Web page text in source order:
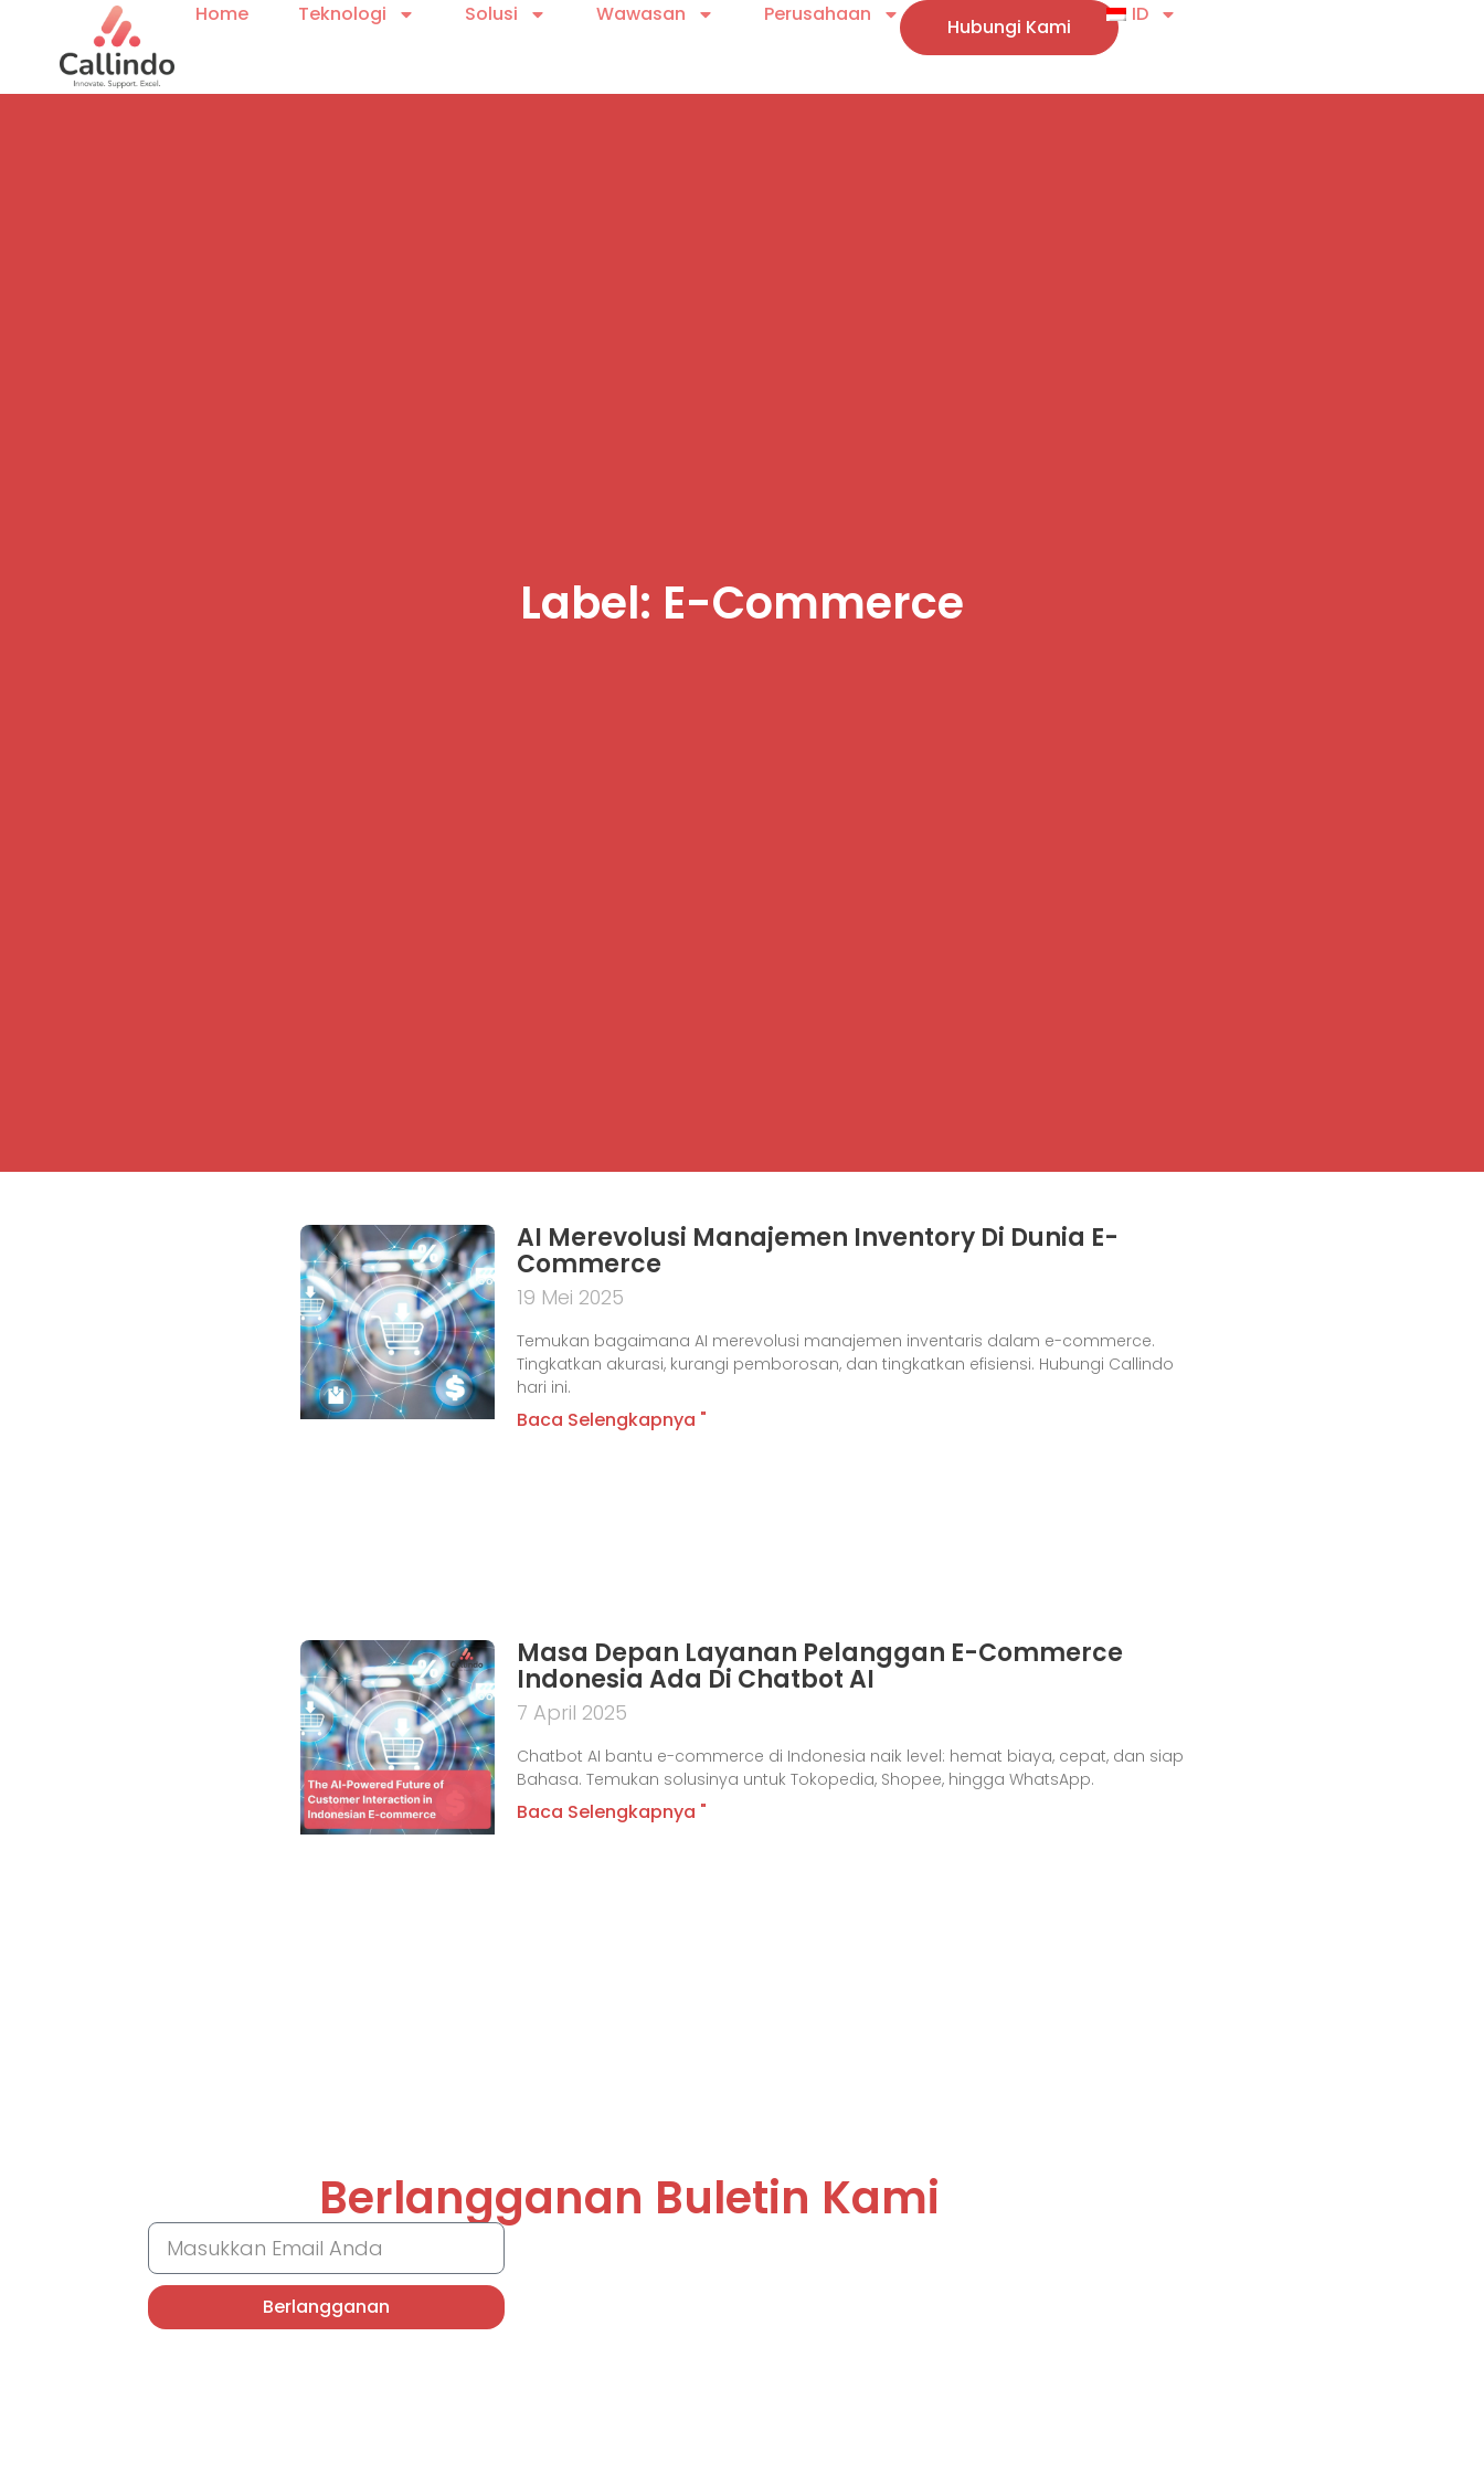
Home Teknologi Solusi Wawasan Perusahaan
Hubungi Kami
ID
Label: E-Commerce
AI Merevolusi Manajemen Inventory Di Dunia E-
Commerce
19 Mei 2025
Temukan bagaimana AI merevolusi manajemen inventaris dalam e-commerce.
Tingkatkan akurasi, kurangi pemborosan, dan tingkatkan efisiensi. Hubungi Callindo
hari ini.
Baca Selengkapnya "
Masa Depan Layanan Pelanggan E-Commerce
Indonesia Ada Di Chatbot AI
7 April 2025
Chatbot AI bantu e-commerce di Indonesia naik level: hemat biaya, cepat, dan siap
Bahasa. Temukan solusinya untuk Tokopedia, Shopee, hingga WhatsApp.
Baca Selengkapnya "
Berlangganan Buletin Kami
Berlangganan